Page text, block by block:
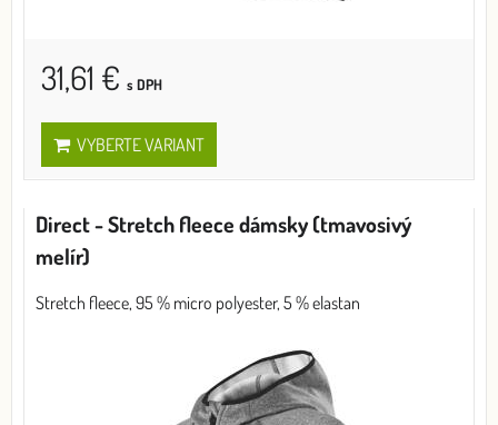
31,61 € s DPH
VYBERTE VARIANT
Direct - Stretch fleece dámsky (tmavosivý
melír)
Stretch fleece, 95 % micro polyester, 5 % elastan